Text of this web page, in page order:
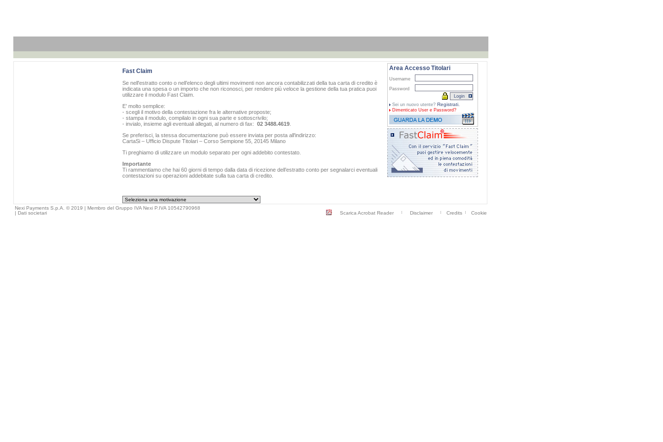
Fast Claim
Se nell'estratto conto o nell’elenco degli ultimi movimenti non ancora contabilizzati della tua carta di credito è
indicata una spesa o un importo che non riconosci, per rendere più veloce la gestione della tua pratica puoi
utilizzare il modulo Fast Claim.
E’ molto semplice:
- scegli il motivo della contestazione fra le alternative proposte;
- stampa il modulo, compilalo in ogni sua parte e sottoscrivilo;
- invialo, insieme agli eventuali allegati, al numero di fax: 02 3488.4619.
Se preferisci, la stessa documentazione può essere inviata per posta all'indirizzo:
CartaSi – Ufficio Dispute Titolari – Corso Sempione 55, 20145 Milano
Ti preghiamo di utilizzare un modulo separato per ogni addebito contestato.
Importante
Ti rammentiamo che hai 60 giorni di tempo dalla data di ricezione dell’estratto conto per segnalarci eventuali
contestazioni su operazioni addebitate sulla tua carta di credito.
Area Accesso Titolari
Username
Password
Sei un nuovo utente? Registrati.
Dimenticato User e Password?
Nexi Payments S.p.A. © 2019 | Membro del Gruppo IVA Nexi P.IVA 10542790968
| Dati societari Scarica Acrobat Reader Disclaimer Credits Cookie